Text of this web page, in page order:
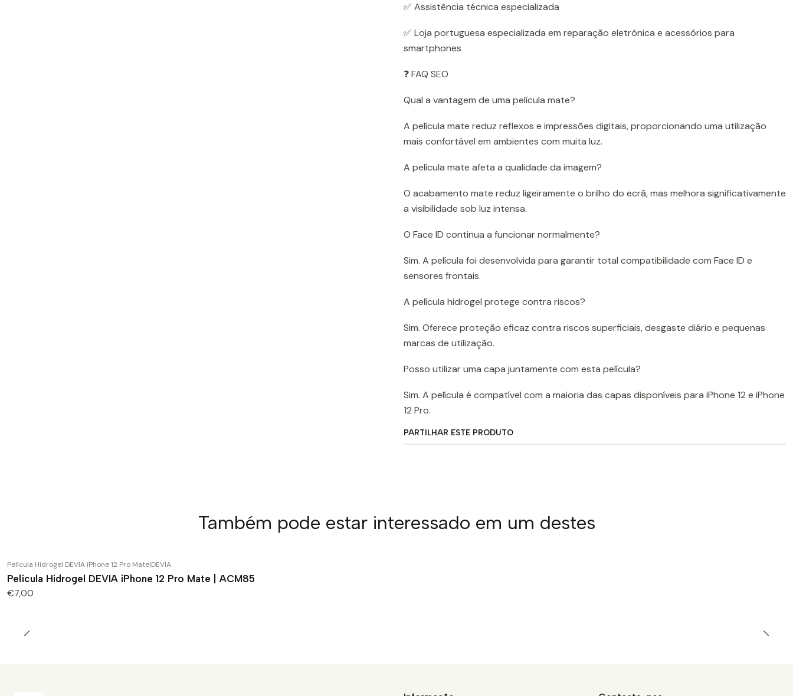
✅ Assistência técnica especializada
✅ Loja portuguesa especializada em reparação eletrónica e acessórios para
smartphones
❓ FAQ SEO
Qual a vantagem de uma película mate?
A película mate reduz reflexos e impressões digitais, proporcionando uma utilização
mais confortável em ambientes com muita luz.
A película mate afeta a qualidade da imagem?
O acabamento mate reduz ligeiramente o brilho do ecrã, mas melhora significativamente
a visibilidade sob luz intensa.
O Face ID continua a funcionar normalmente?
Sim. A película foi desenvolvida para garantir total compatibilidade com Face ID e
sensores frontais.
A película hidrogel protege contra riscos?
Sim. Oferece proteção eficaz contra riscos superficiais, desgaste diário e pequenas
marcas de utilização.
Posso utilizar uma capa juntamente com esta película?
Sim. A película é compatível com a maioria das capas disponíveis para iPhone 12 e iPhone
12 Pro.
PARTILHAR ESTE PRODUTO
Também pode estar interessado em um destes
Película Hidrogel DEVIA iPhone 12 Pro Mate|DEVIA
Película Hidrogel DEVIA iPhone 12 Pro Mate | ACM85
€7,00